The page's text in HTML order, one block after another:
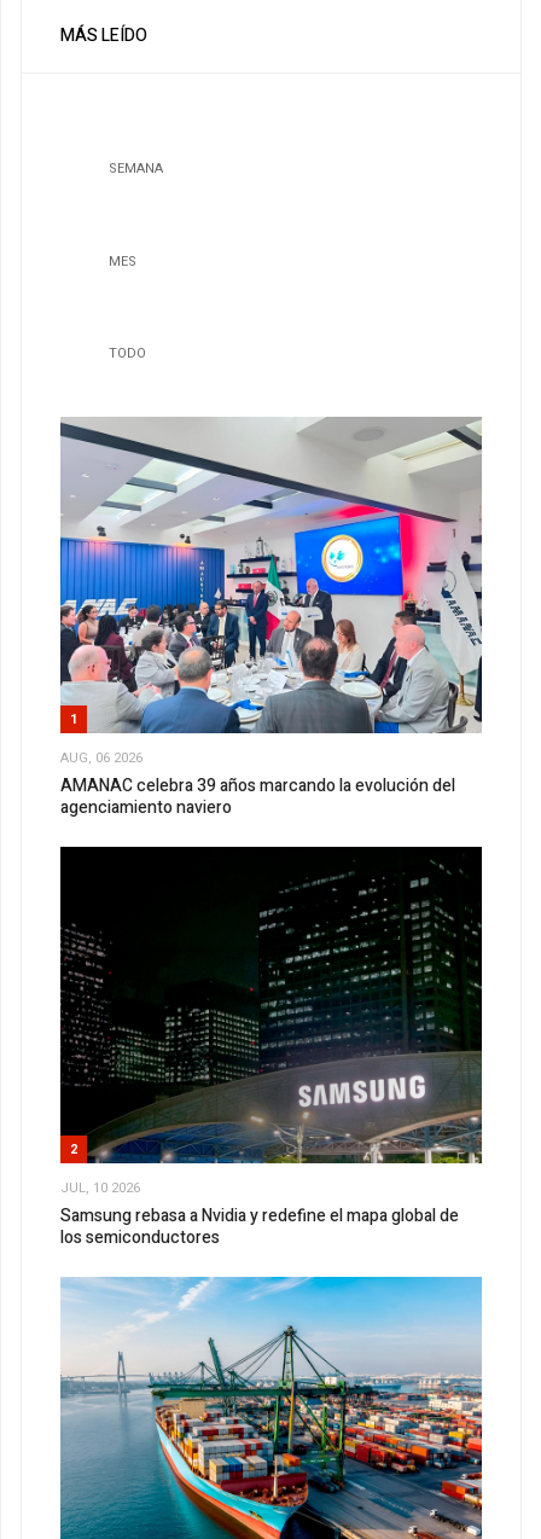
MÁS LEÍDO
SEMANA
MES
TODO
1
AUG, 06 2026
AMANAC celebra 39 años marcando la evolución del
agenciamiento naviero
2
JUL, 10 2026
Samsung rebasa a Nvidia y redefine el mapa global de
los semiconductores